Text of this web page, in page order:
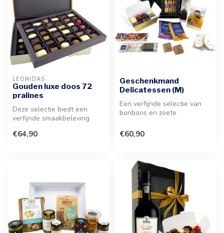
LEONIDAS
Gouden luxe doos 72
pralines
Deze selectie biedt een
verfijnde smaakbeleving
geniet v...
€64,90
Geschenkmand
Delicatessen (M)
Een verfijnde selectie van
bonbons en zoete
verrassing ...
€60,90